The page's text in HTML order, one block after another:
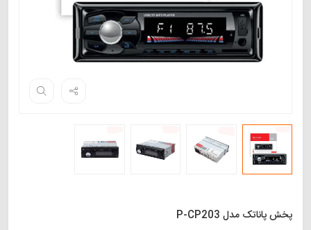
پخش پاناتک مدل P-CP203